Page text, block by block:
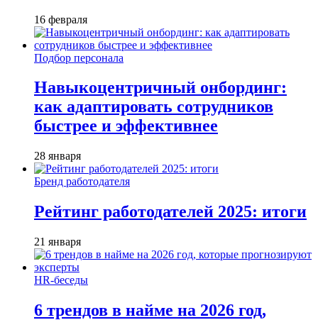
16 февраля
Подбор персонала
Навыкоцентричный онбординг:
как адаптировать сотрудников
быстрее и эффективнее
28 января
Бренд работодателя
Рейтинг работодателей 2025: итоги
21 января
HR-беседы
6 трендов в найме на 2026 год,